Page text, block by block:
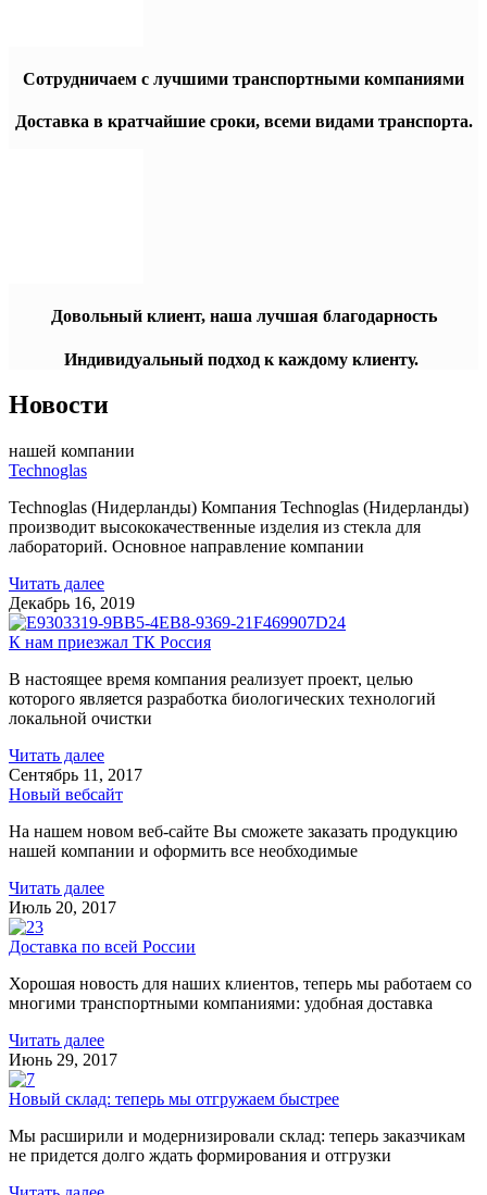
Сотрудничаем с лучшими транспортными компаниями
Доставка в кратчайшие сроки, всеми видами транспорта.
Довольный клиент, наша лучшая благодарность
Индивидуальный подход к каждому клиенту.
Новости
нашей компании
Technoglas
Technoglas (Нидерланды) Компания Technoglas (Нидерланды)
производит высококачественные изделия из стекла для
лабораторий. Основное направление компании
Читать далее
Декабрь 16, 2019
К нам приезжал ТК Россия
В настоящее время компания реализует проект, целью
которого является разработка биологических технологий
локальной очистки
Читать далее
Сентябрь 11, 2017
Новый вебсайт
На нашем новом веб-сайте Вы сможете заказать продукцию
нашей компании и оформить все необходимые
Читать далее
Июль 20, 2017
Доставка по всей России
Хорошая новость для наших клиентов, теперь мы работаем со
многими транспортными компаниями: удобная доставка
Читать далее
Июнь 29, 2017
Новый склад: теперь мы отгружаем быстрее
Мы расширили и модернизировали склад: теперь заказчикам
не придется долго ждать формирования и отгрузки